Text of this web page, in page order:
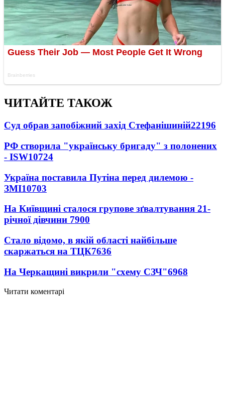
ЧИТАЙТЕ ТАКОЖ
Суд обрав запобіжний захід Стефанішиній22196
РФ створила "українську бригаду" з полонених
- ISW10724
Україна поставила Путіна перед дилемою -
ЗМІ10703
На Київщині сталося групове зґвалтування 21-
річної дівчини 7900
Стало відомо, в якій області найбільше
скаржаться на ТЦК7636
На Черкащині викрили "схему СЗЧ"6968
Читати коментарі